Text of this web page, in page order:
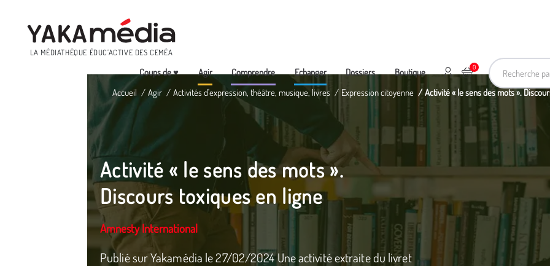
LA MÉDIATHÈQUE ÉDUC’ACTIVE DES CEMÉA
Recherche
Menu
Coups de ♥ Agir Comprendre Echanger Dossiers Boutique 0
Ajouter au panier
Mon compte
Accueil Agir Activités d'expression, théâtre, musique, livres Expression citoyenne Activité « le sens des mots ».
Activité « le sens des mots ».
Discours toxiques en ligne
Amnesty International
Publié sur Yakamédia le 27/02/2024 Une activité extraite du livret